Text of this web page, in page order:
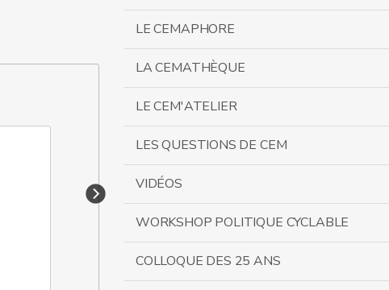
LE CEMAPHORE
LA CEMATHÈQUE
LE CEM'ATELIER
LES QUESTIONS DE CEM
VIDÉOS
WORKSHOP POLITIQUE CYCLABLE
COLLOQUE DES 25 ANS